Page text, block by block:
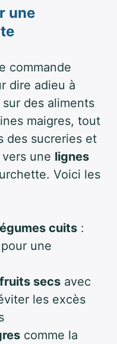
une
commande
dire adieu à
sur des aliments
maigres, tout
des sucreries et
une lignes
Voici les
cuits :
une
secs avec
les excès
comme la